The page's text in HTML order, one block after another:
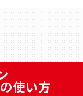
使い方